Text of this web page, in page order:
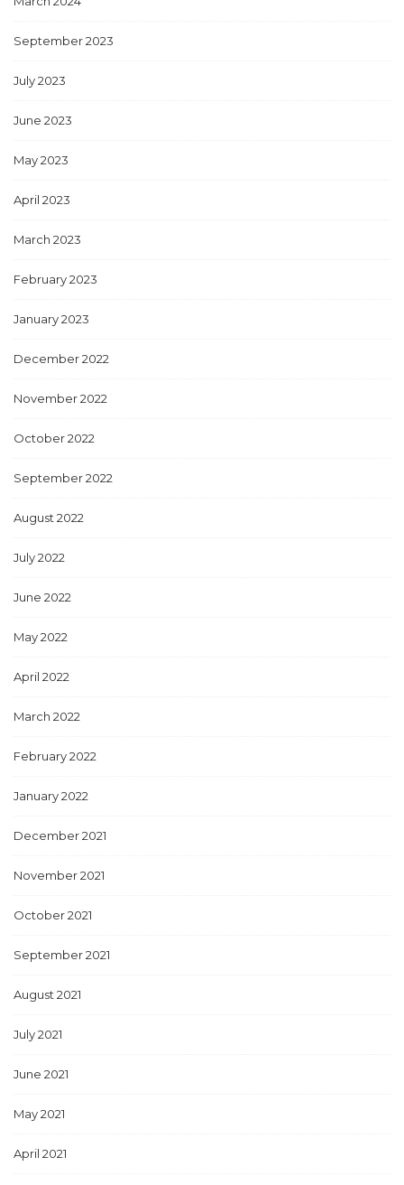
September 2023
July 2023
June 2023
May 2023
April 2023
March 2023
February 2023
January 2023
December 2022
November 2022
October 2022
September 2022
August 2022
July 2022
June 2022
May 2022
April 2022
March 2022
February 2022
January 2022
December 2021
November 2021
October 2021
September 2021
August 2021
July 2021
June 2021
May 2021
April 2021